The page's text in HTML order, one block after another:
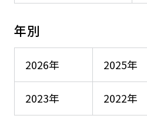
年別
2026年 2025年
2023年 2022年